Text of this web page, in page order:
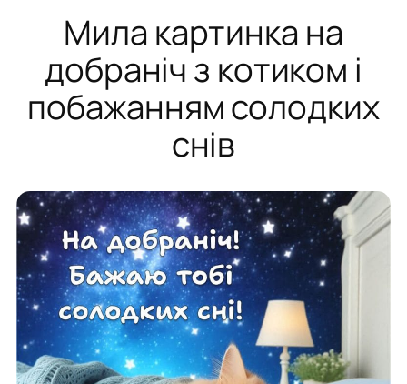
Мила картинка на
добраніч з котиком і
побажанням солодких
снів